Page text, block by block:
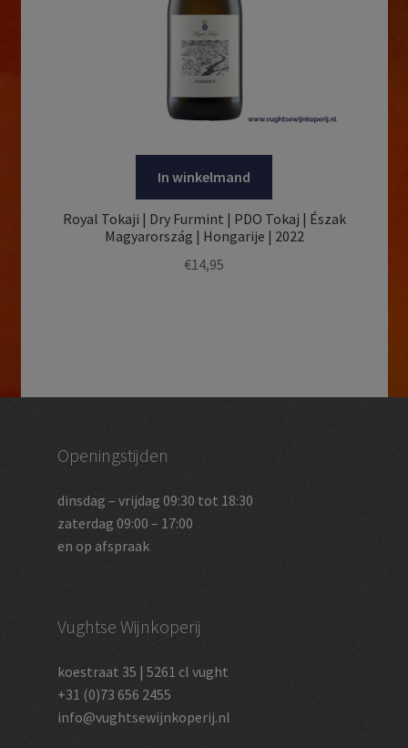
In winkelmand
Royal Tokaji | Dry Furmint | PDO Tokaj | Észak
Magyarország | Hongarije | 2022
€14,95
Openingstijden
dinsdag – vrijdag 09:30 tot 18:30
zaterdag 09:00 – 17:00
en op afspraak
Vughtse Wijnkoperij
koestraat 35 | 5261 cl vught
+31 (0)73 656 2455
info@vughtsewijnkoperij.nl